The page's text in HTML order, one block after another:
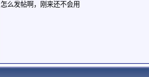
怎么发帖啊，刚来还不会用